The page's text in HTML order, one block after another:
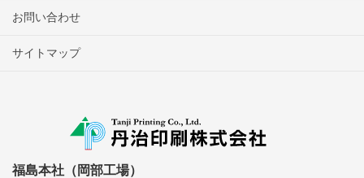
お問い合わせ
サイトマップ
福島本社（岡部工場）